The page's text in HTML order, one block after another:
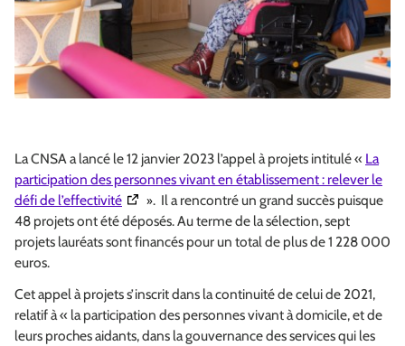
La CNSA a lancé le 12 janvier 2023 l’appel à projets intitulé « La
participation des personnes vivant en établissement : relever le
défi de l’effectivité(Ouverture dans une nouvelle fenêtre)
». Il a rencontré un grand succès puisque
48 projets ont été déposés. Au terme de la sélection, sept
projets lauréats sont financés pour un total de plus de 1 228 000
euros.
Cet appel à projets s’inscrit dans la continuité de celui de 2021,
relatif à « la participation des personnes vivant à domicile, et de
leurs proches aidants, dans la gouvernance des services qui les